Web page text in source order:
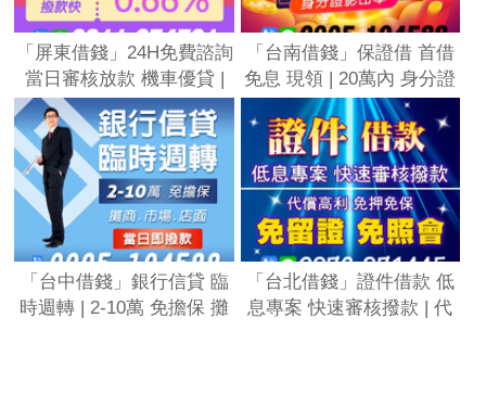
「屏東借錢」24H免費諮詢
當日審核放款 機車優貸 |
服務快 申貸快 撥款快 利率
最低2.66% 免押免保「全
台借錢網」
「台南借錢」保證借 首借
免息 現領 | 20萬內 身分證
影印本「全台借錢網」
「台中借錢」銀行信貸 臨
時週轉 | 2-10萬 免擔保 攤
「台北借錢」證件借款 低
息專案 快速審核撥款 | 代